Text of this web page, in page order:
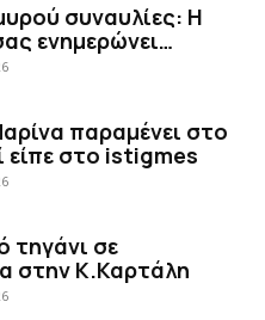
συναυλίες: Η
ενημερώνει…
παραμένει στο
είπε στο istigmes
τηγάνι σε
στην Κ.Καρτάλη